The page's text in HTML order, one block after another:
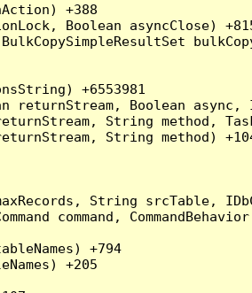
+388
Boolean asyncClose)
+6553981
Boolean
String method,
String method)
String srcTable,
command,
+794
+205